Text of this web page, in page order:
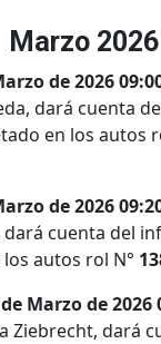
Marzo 2026
de 2026
dará cuenta
en los autos
de 2026
dará cuenta del
autos rol N°
Marzo de 2026
Ziebrecht, dará